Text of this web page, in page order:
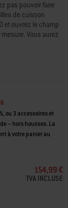
pas pouvoir faire
de cuisson
et ouvrez le champ
Vous aurez
ou 3 accessoires et
– hors housses. La
à votre panier au
154,99 €
TVA INCLUSE